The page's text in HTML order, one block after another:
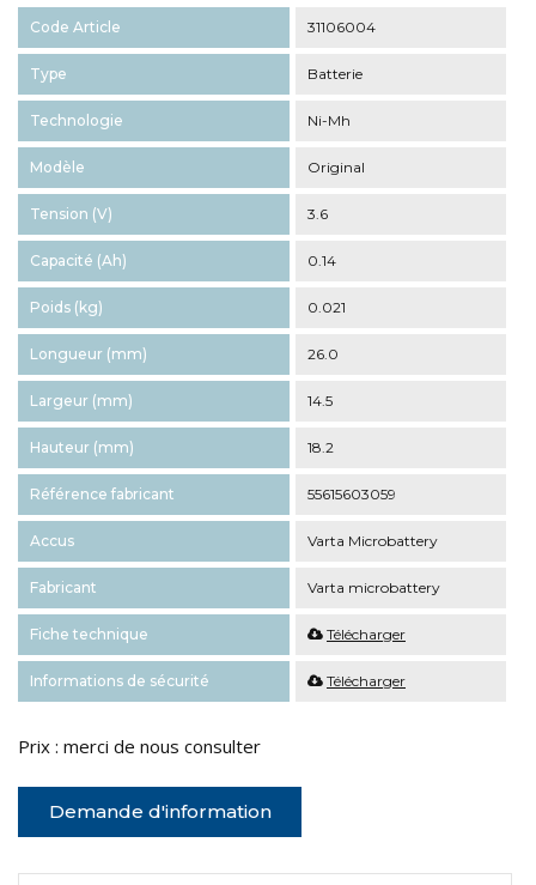
Code Article 31106004
Type Batterie
Technologie Ni-Mh
Modèle Original
Tension (V) 3.6
Capacité (Ah) 0.14
Poids (kg) 0.021
Longueur (mm) 26.0
Largeur (mm) 14.5
Hauteur (mm) 18.2
Référence fabricant 55615603059
Accus Varta Microbattery
Fabricant Varta microbattery
Fiche technique Télécharger
Informations de sécurité Télécharger
Prix : merci de nous consulter
Demande d'information